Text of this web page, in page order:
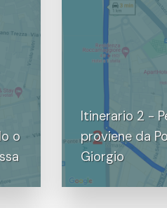
o
Itinerario 2 -
proviene da
Giorgio